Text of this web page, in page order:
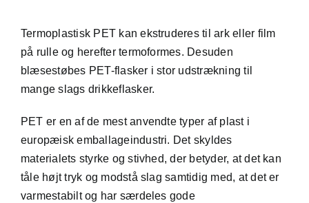
Termoplastisk PET kan ekstruderes til ark eller film
på rulle og herefter termoformes. Desuden
blæsestøbes PET-flasker i stor udstrækning til
mange slags drikkeflasker.
PET er en af de mest anvendte typer af plast i
europæisk emballageindustri. Det skyldes
materialets styrke og stivhed, der betyder, at det kan
tåle højt tryk og modstå slag samtidig med, at det er
varmestabilt og har særdeles gode